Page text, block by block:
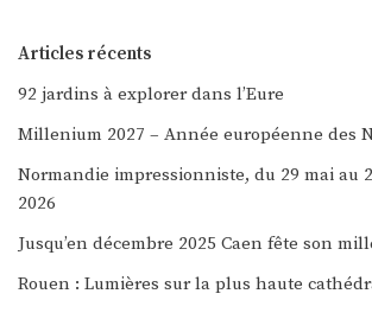
Articles récents
92 jardins à explorer dans l’Eure
Millenium 2027 – Année européenne des
Normandie impressionniste, du 29 mai au
2026
Jusqu’en décembre 2025 Caen fête son
Rouen : Lumières sur la plus haute